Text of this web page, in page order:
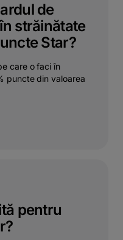
de
străinătate
Star?
care o faci în
puncte din valoarea
pentru